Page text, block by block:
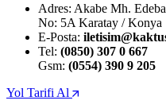
Adres: Akabe Mh.
No: 5A Karatay / Konya
E-Posta:
Tel: (0850) 307 0 667
Gsm: (0554) 390 9 205
Yol Tarifi Al